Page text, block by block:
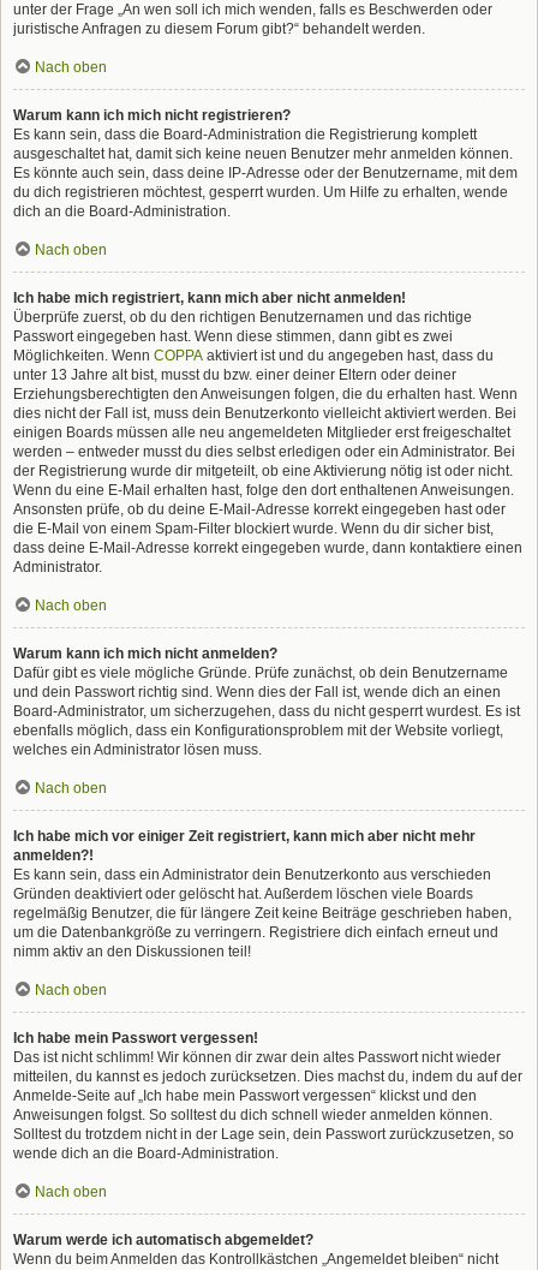
unter der Frage „An wen soll ich mich wenden, falls es Beschwerden oder
juristische Anfragen zu diesem Forum gibt?“ behandelt werden.
Nach oben
Warum kann ich mich nicht registrieren?
Es kann sein, dass die Board-Administration die Registrierung komplett
ausgeschaltet hat, damit sich keine neuen Benutzer mehr anmelden können.
Es könnte auch sein, dass deine IP-Adresse oder der Benutzername, mit dem
du dich registrieren möchtest, gesperrt wurden. Um Hilfe zu erhalten, wende
dich an die Board-Administration.
Nach oben
Ich habe mich registriert, kann mich aber nicht anmelden!
Überprüfe zuerst, ob du den richtigen Benutzernamen und das richtige
Passwort eingegeben hast. Wenn diese stimmen, dann gibt es zwei
Möglichkeiten. Wenn COPPA aktiviert ist und du angegeben hast, dass du
unter 13 Jahre alt bist, musst du bzw. einer deiner Eltern oder deiner
Erziehungsberechtigten den Anweisungen folgen, die du erhalten hast. Wenn
dies nicht der Fall ist, muss dein Benutzerkonto vielleicht aktiviert werden. Bei
einigen Boards müssen alle neu angemeldeten Mitglieder erst freigeschaltet
werden – entweder musst du dies selbst erledigen oder ein Administrator. Bei
der Registrierung wurde dir mitgeteilt, ob eine Aktivierung nötig ist oder nicht.
Wenn du eine E-Mail erhalten hast, folge den dort enthaltenen Anweisungen.
Ansonsten prüfe, ob du deine E-Mail-Adresse korrekt eingegeben hast oder
die E-Mail von einem Spam-Filter blockiert wurde. Wenn du dir sicher bist,
dass deine E-Mail-Adresse korrekt eingegeben wurde, dann kontaktiere einen
Administrator.
Nach oben
Warum kann ich mich nicht anmelden?
Dafür gibt es viele mögliche Gründe. Prüfe zunächst, ob dein Benutzername
und dein Passwort richtig sind. Wenn dies der Fall ist, wende dich an einen
Board-Administrator, um sicherzugehen, dass du nicht gesperrt wurdest. Es ist
ebenfalls möglich, dass ein Konfigurationsproblem mit der Website vorliegt,
welches ein Administrator lösen muss.
Nach oben
Ich habe mich vor einiger Zeit registriert, kann mich aber nicht mehr
anmelden?!
Es kann sein, dass ein Administrator dein Benutzerkonto aus verschieden
Gründen deaktiviert oder gelöscht hat. Außerdem löschen viele Boards
regelmäßig Benutzer, die für längere Zeit keine Beiträge geschrieben haben,
um die Datenbankgröße zu verringern. Registriere dich einfach erneut und
nimm aktiv an den Diskussionen teil!
Nach oben
Ich habe mein Passwort vergessen!
Das ist nicht schlimm! Wir können dir zwar dein altes Passwort nicht wieder
mitteilen, du kannst es jedoch zurücksetzen. Dies machst du, indem du auf der
Anmelde-Seite auf „Ich habe mein Passwort vergessen“ klickst und den
Anweisungen folgst. So solltest du dich schnell wieder anmelden können.
Solltest du trotzdem nicht in der Lage sein, dein Passwort zurückzusetzen, so
wende dich an die Board-Administration.
Nach oben
Warum werde ich automatisch abgemeldet?
Wenn du beim Anmelden das Kontrollkästchen „Angemeldet bleiben“ nicht